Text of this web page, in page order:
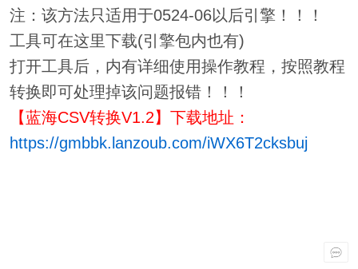
注：该方法只适用于0524-06以后引擎！！！
工具可在这里下载(引擎包内也有)
打开工具后，内有详细使用操作教程，按照教程
转换即可处理掉该问题报错！！！
【蓝海CSV转换V1.2】下载地址：
https://gmbbk.lanzoub.com/iWX6T2cksbuj